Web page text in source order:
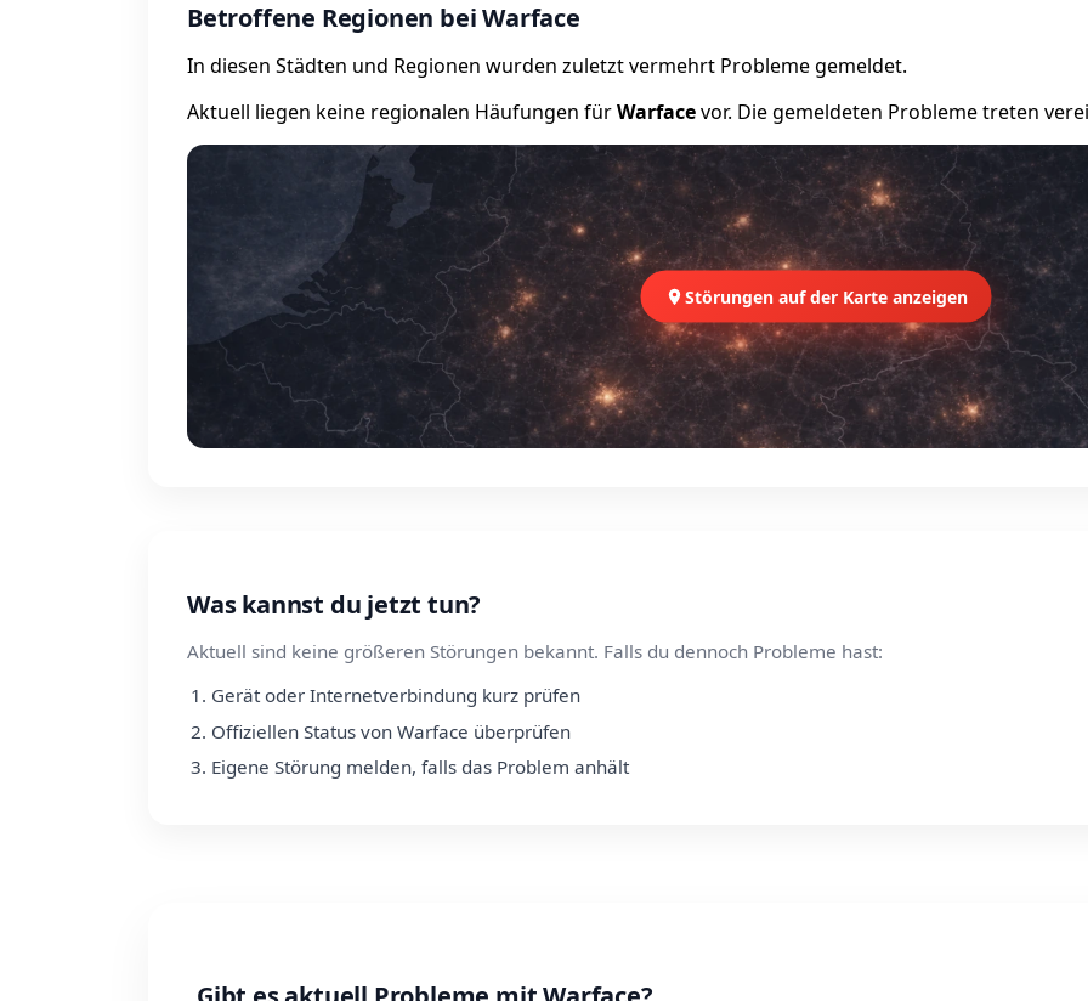
Betroffene Regionen bei Warface
In diesen Städten und Regionen wurden zuletzt vermehrt Probleme gemeldet.
Aktuell liegen keine regionalen Häufungen fürWarfacevor. Die gemeldeten Probleme treten
Störungen auf der Karte anzeigen
Was kannst du jetzt tun?
Aktuell sind keine größeren Störungen bekannt. Falls du dennoch Probleme hast:
Gerät oder Internetverbindung kurz prüfen
Offiziellen Status von Warface überprüfen
Eigene Störung melden, falls das Problem anhält